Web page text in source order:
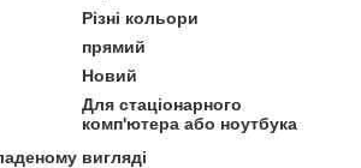
Різні кольори
прямий
Новий
Для стаціонарного
комп'ютера або ноутбука
вигляді